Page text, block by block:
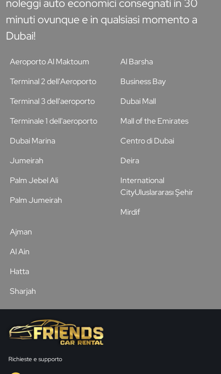
noleggi auto economici consegnati in 30
minuti ovunque e in qualsiasi momento a
Dubai!
Aeroporto Al Maktoum
Terminal 2 dell'Aeroporto
Terminal 3 dell'aeroporto
Terminale 1 dell'aeroporto
Al Barsha
Business Bay
Dubai Mall
Mall of the Emirates
Dubai Marina
Jumeirah
Palm Jebel Ali
Palm Jumeirah
Centro di Dubai
Deira
International
CityUluslararası Şehir
Mirdif
Ajman
Al Ain
Hatta
Sharjah
Richieste e supporto